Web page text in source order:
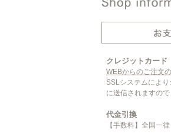
クレジットカード
WEBからのご注文
SSLシステムによ
に送信されますの
代金引換
【手数料】全国一